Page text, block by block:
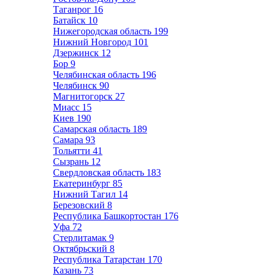
Таганрог 16
Батайск 10
Нижегородская область 199
Нижний Новгород 101
Дзержинск 12
Бор 9
Челябинская область 196
Челябинск 90
Магнитогорск 27
Миасс 15
Киев 190
Самарская область 189
Самара 93
Тольятти 41
Сызрань 12
Свердловская область 183
Екатеринбург 85
Нижний Тагил 14
Березовский 8
Республика Башкортостан 176
Уфа 72
Стерлитамак 9
Октябрьский 8
Республика Татарстан 170
Казань 73